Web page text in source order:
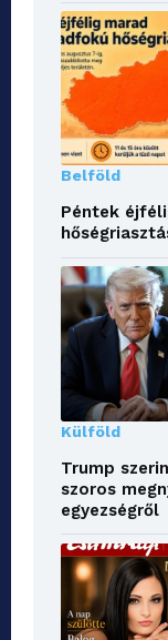
Belföld
Péntek
Külföld
Trump
szoros
egyezségről